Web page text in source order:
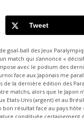
Tweet
goal-ball des Jeux
match qui s’annonce «
avec le podium des
face aux Japonais me
de la dernière édition des
matchs, alors que le Japon
Etats-Unis (argent) et au
résultat face au pays
constituée